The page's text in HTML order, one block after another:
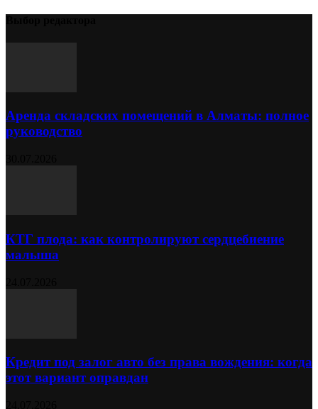
Аренда складских помещений в Алматы: полное
руководство
КТГ плода: как контролируют сердцебиение
малыша
Кредит под залог авто без права вождения: когда
этот вариант оправдан